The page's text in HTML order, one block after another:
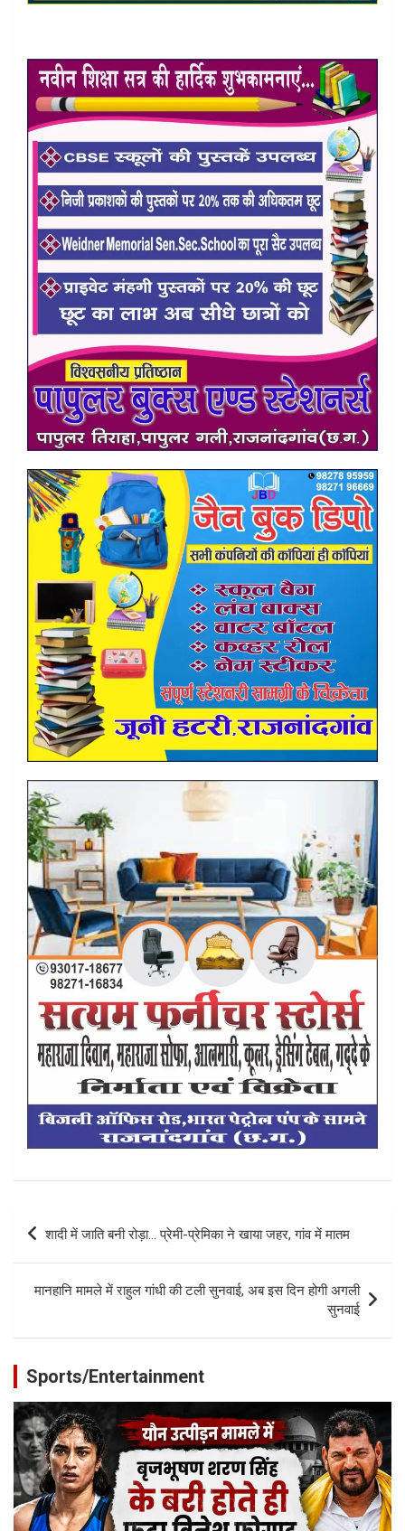
Post
शादी में जाति बनी रोड़ा… प्रेमी-प्रेमिका ने खाया जहर, गांव में मातम
मानहानि मामले में राहुल गांधी की टली सुनवाई, अब इस दिन होगी अगली
सुनवाई
Sports/Entertainment